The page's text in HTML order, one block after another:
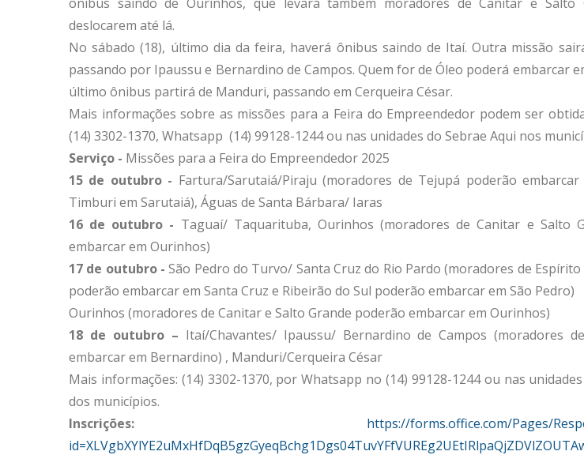
deslocarem até lá.
No sábado (18), último dia da feira, haverá ônibus saindo de Itaí. Outra missão
passando por Ipaussu e Bernardino de Campos. Quem for de Óleo poderá embarcar
último ônibus partirá de Manduri, passando em Cerqueira César.
Mais informações sobre as missões para a Feira do Empreendedor podem ser
(14) 3302-1370, Whatsapp (14) 99128-1244 ou nas unidades do Sebrae Aqui nos
Serviço - Missões para a Feira do Empreendedor 2025
15 de outubro - Fartura/Sarutaiá/Piraju (moradores de Tejupá poderão
Timburi em Sarutaiá), Águas de Santa Bárbara/ Iaras
16 de outubro - Taguaí/ Taquarituba, Ourinhos (moradores de Canitar e Salto
embarcar em Ourinhos)
17 de outubro -São Pedro do Turvo/ Santa Cruz do Rio Pardo (moradores de
poderão embarcar em Santa Cruz e Ribeirão do Sul poderão embarcar em São Pedro)
Ourinhos (moradores de Canitar e Salto Grande poderão embarcar em Ourinhos)
18 de outubro – Itaí/Chavantes/ Ipaussu/ Bernardino de Campos (moradores
embarcar em Bernardino) , Manduri/Cerqueira César
Mais informações: (14) 3302-1370, por Whatsapp no (14) 99128-1244 ou nas
dos municípios.
Inscrições: https://forms.office.com/Pages/